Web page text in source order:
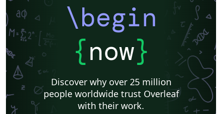
\begin
{now}
Discover why over 25 million
people worldwide trust Overleaf
with their work.